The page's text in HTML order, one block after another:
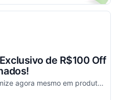
de R$100 Off
Garanta seu código e economize agora mesmo em produtos selecionados!